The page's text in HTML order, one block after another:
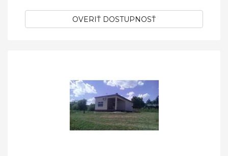
OVERIŤ DOSTUPNOSŤ